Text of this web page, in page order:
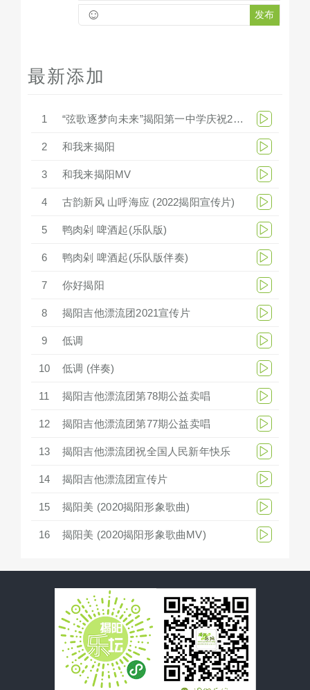
☺ 发布
最新添加
1 “弦歌逐梦向未来”揭阳第一中学庆祝279周年华诞文艺汇演
2 和我来揭阳
3 和我来揭阳MV
4 古韵新风 山呼海应 (2022揭阳宣传片)
5 鸭肉剁 啤酒起(乐队版)
6 鸭肉剁 啤酒起(乐队版伴奏)
7 你好揭阳
8 揭阳吉他漂流团2021宣传片
9 低调
10 低调 (伴奏)
11 揭阳吉他漂流团第78期公益卖唱
12 揭阳吉他漂流团第77期公益卖唱
13 揭阳吉他漂流团祝全国人民新年快乐
14 揭阳吉他漂流团宣传片
15 揭阳美 (2020揭阳形象歌曲)
16 揭阳美 (2020揭阳形象歌曲MV)